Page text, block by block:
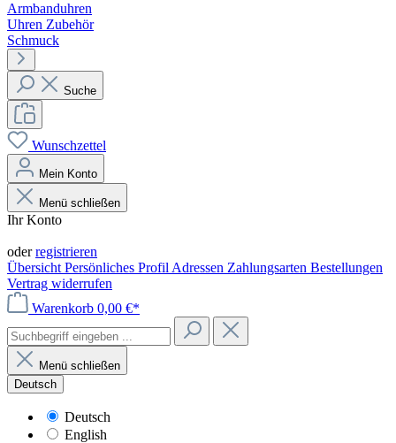
Armbanduhren
Uhren Zubehör
Schmuck
Suche
Wunschzettel
Mein Konto
Menü schließen
Ihr Konto
oderregistrieren
Übersicht Persönliches Profil Adressen Zahlungsarten Bestellungen
Vertrag widerrufen
Warenkorb 0,00 €*
Menü schließen
Deutsch
Deutsch
English